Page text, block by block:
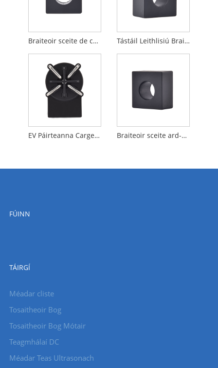
Braiteoir sceite de chineál B-ídithe íseal Tástáil Leithlisiú Braiteoir Sceite B-Type
EV Páirteanna Carger Aonad Monatóireachta Reatha Reatha Iarmharach Braiteoir sceite ard-chruinn b-chruinn B-chruinn
FÚINN
TÁIRGÍ
Méadar cliste
Tosaitheoir Bog
Tosaitheoir Bog Mótair
Teagmhálaí DC
Méadar Teas Ultrasonach